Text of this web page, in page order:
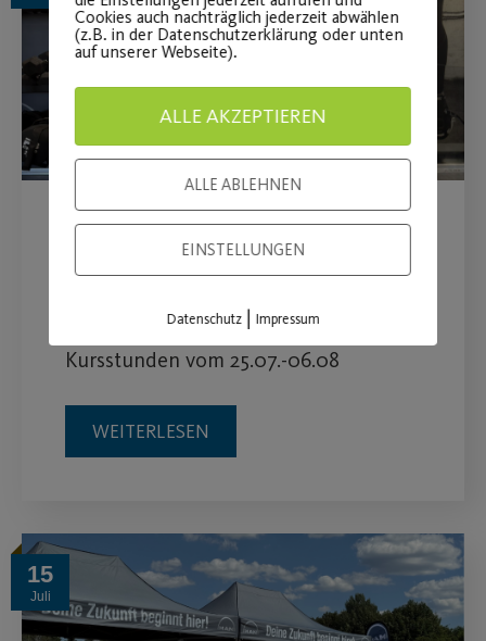
Sportlich in den CSD
Nürnberg
Christopher Street Day - kostenlose
Kursstunden vom 25.07.-06.08
WEITERLESEN
15
Juli
Cookies auch nachträglich jederzeit abwählen
(z.B. in der Datenschutzerklärung oder unten
auf unserer Webseite).
ALLE AKZEPTIEREN
ALLE ABLEHNEN
EINSTELLUNGEN
Datenschutz| Impressum